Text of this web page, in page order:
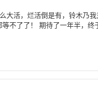
大活，烂活倒是有，铃木乃
不了了！ 期待了一年半，终